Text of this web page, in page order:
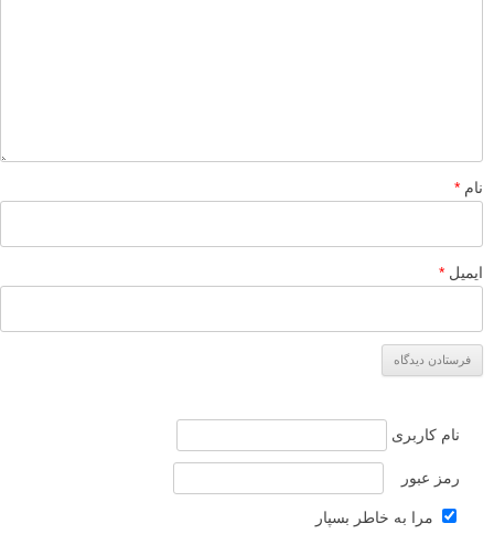
نام *
ایمیل *
نام کاربری
رمز عبور
مرا به خاطر بسپار